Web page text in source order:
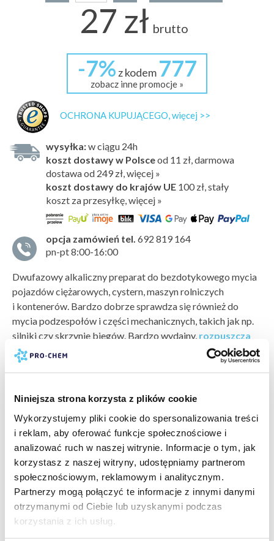
Niniejsza strona korzysta z plików cookie
Wykorzystujemy pliki cookie do spersonalizowania treści
i reklam, aby oferować funkcje społecznościowe i
analizować ruch w naszej witrynie. Informacje o tym, jak
korzystasz z naszej witryny, udostępniamy partnerom
społecznościowym, reklamowym i analitycznym.
Partnerzy mogą połączyć te informacje z innymi danymi
otrzymanymi od Ciebie lub uzyskanymi podczas
korzystania z ich usług.
27 zł brutto
-7% z kodem 777
zobacz inne promocje »
OCHRONA KUPUJĄCEGO, więcej >>
wysyłka:w ciągu 24h
koszt dostawy w Polsceod 11 zł, darmowa
dostawa od 249 zł, więcej »
koszt dostawy do krajów UE 100 zł,stały
koszt za przesyłkę, więcej »
opcja zamówień tel. 692 819 164
pn-pt 8:00-16:00
Dwufazowy alkaliczny preparat do bezdotykowego mycia
pojazdów ciężarowych, cystern, maszyn rolniczych
i kontenerów. Bardzo dobrze sprawdza się również do
mycia podzespołów i części mechanicznych, takich jak np.
silniki czy skrzynie biegów. Bardzo wydajny, rozpuszcza
nawet najcięższe zabrudzenia (smary, oleje, tłuszcz,
sadzę)
, nie niszcząc przy tym czyszczonej powierzchni.
Nanieść roztwór na czyszczoną powierzchnię za pomocą
dowolnego urządzenia ciśnieniowego lub pianowego,
pozostawić na 1 - 3 minut. Spłukać wodą pod wysokim
ciśnieniem. W przypadku bardzo silnie zabrudzonych
powierzchni czynność można powtórzyć z użyciem środka
mechanicznego, np. szczotki.
Dawkowanie
W zależności od rodzaju mytej powierzchni oraz stopnia jej
zabrudzenia, stosować roztwór roboczy preparatu
bezpieczeństwo:
karta charakterystyki
producent:PRO-CHEM
marka: PRO-CHEM
odczyn PH: zasadowy (8-14)
wartość PH:12
typ zabrudzenia: zabrudzenia atmosferyczne »,brud
drogowy » ,oleje i smary » ,tłuszcze »
powierzchnia do wyczyszczenia: plandeki »,aluminium i
inne metale »
pokaż więcej »
PRODUKTY POWIĄZANE